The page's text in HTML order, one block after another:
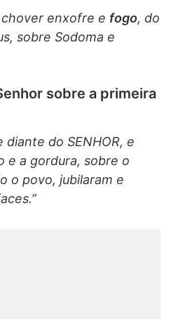
chover enxofre e fogo, do
sobre Sodoma e
sobre a primeira
diante do SENHOR, e
e a gordura, sobre o
o povo, jubilaram e